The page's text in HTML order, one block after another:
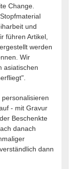
Change.
und
führen Artikel,
werden
Wir
asiatischen
personalisieren
- mit Gravur
Beschenkte
danach
dann